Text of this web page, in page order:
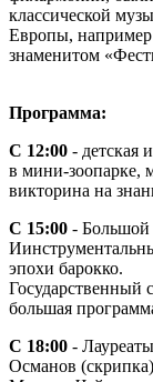
классической
Европы, например
знаменитом
Программа:
С 12:00 - детская
в мини-зоопарке,
викторина на
С 15:00 - Большой
эпохи барокко.
Государственный
большая
С 18:00 -
Османов